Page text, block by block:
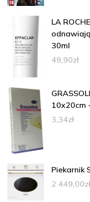
LA
30ml
49,90zł
10x20cm
3,34zł
Piekarnik
2 449,00zł